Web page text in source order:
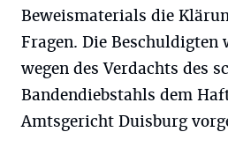
Beweismaterials die
Fragen. Die Beschuldigten
wegen des Verdachts des
Bandendiebstahls dem
Amtsgericht Duisburg